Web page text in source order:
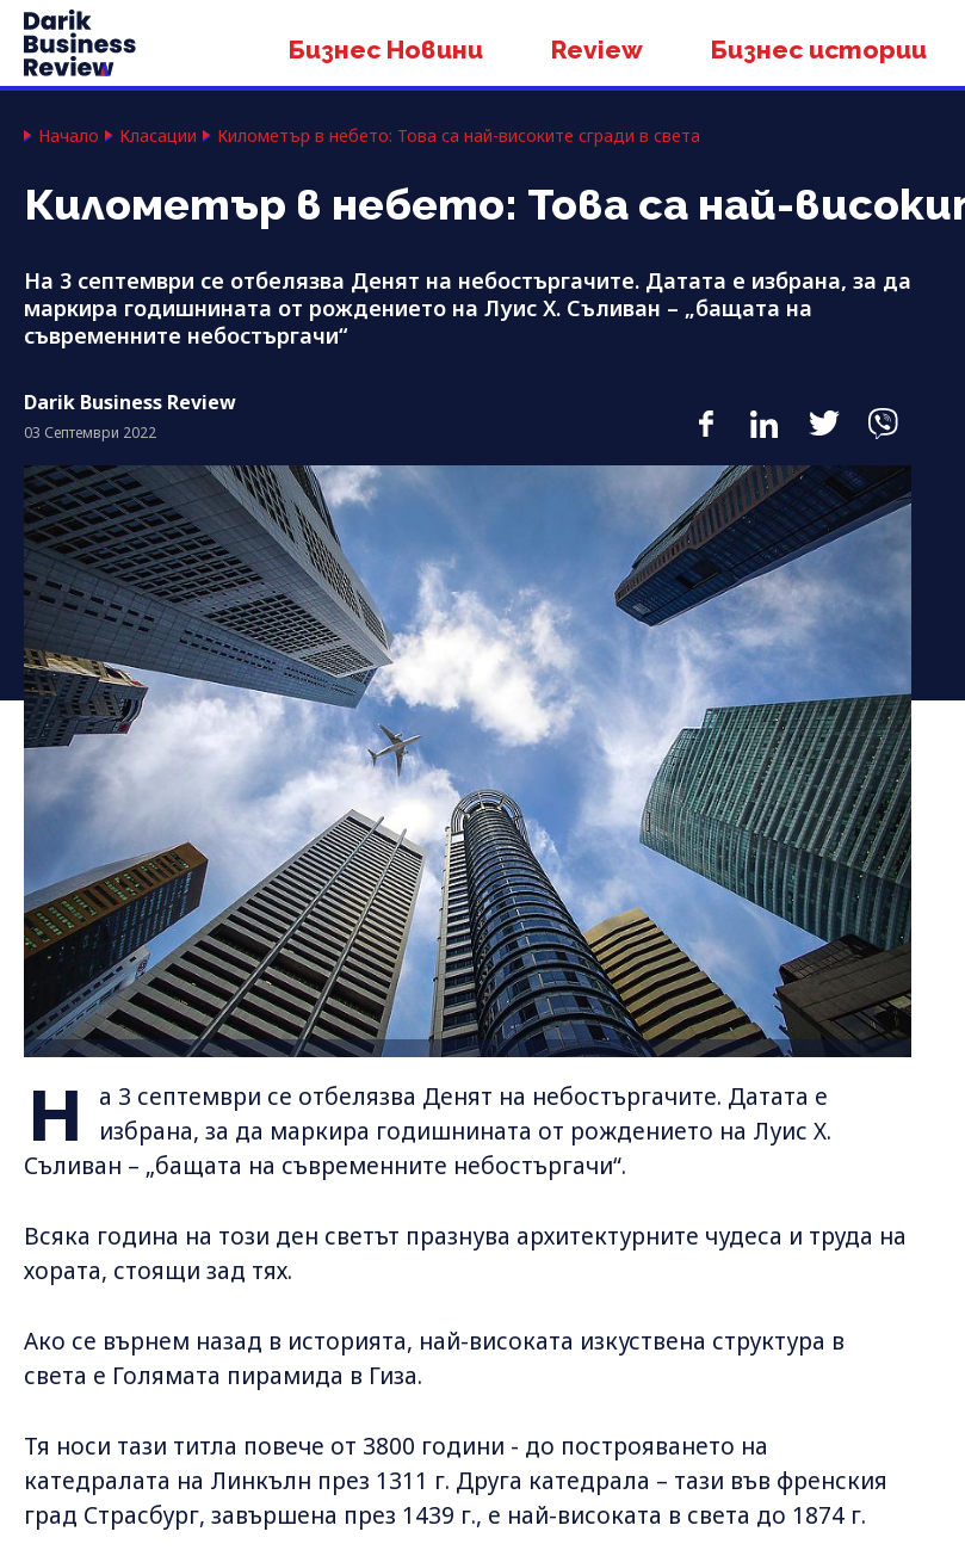
Бизнес Новини Review Бизнес истории
Начало Класации Километър в небето: Това са най-високите сгради в света
Километър в небето: Това са най-
На 3 септември се отбелязва Денят на небостъргачите. Датата е избрана, за да
маркира годишнината от рождението на Луис Х. Съливан – „бащата на
съвременните небостъргачи“
Darik Business Review
03 Септември 2022
Н
а 3 септември се отбелязва Денят на небостъргачите. Датата е
избрана, за да маркира годишнината от рождението на Луис Х.
Съливан – „бащата на съвременните небостъргачи“.
Всяка година на този ден светът празнува архитектурните чудеса и труда на
хората, стоящи зад тях.
Ако се върнем назад в историята, най-високата изкуствена структура в
света е Голямата пирамида в Гиза.
Тя носи тази титла повече от 3800 години - до построяването на
катедралата на Линкълн през 1311 г. Друга катедрала – тази във френския
град Страсбург, завършена през 1439 г., е най-високата в света до 1874 г.